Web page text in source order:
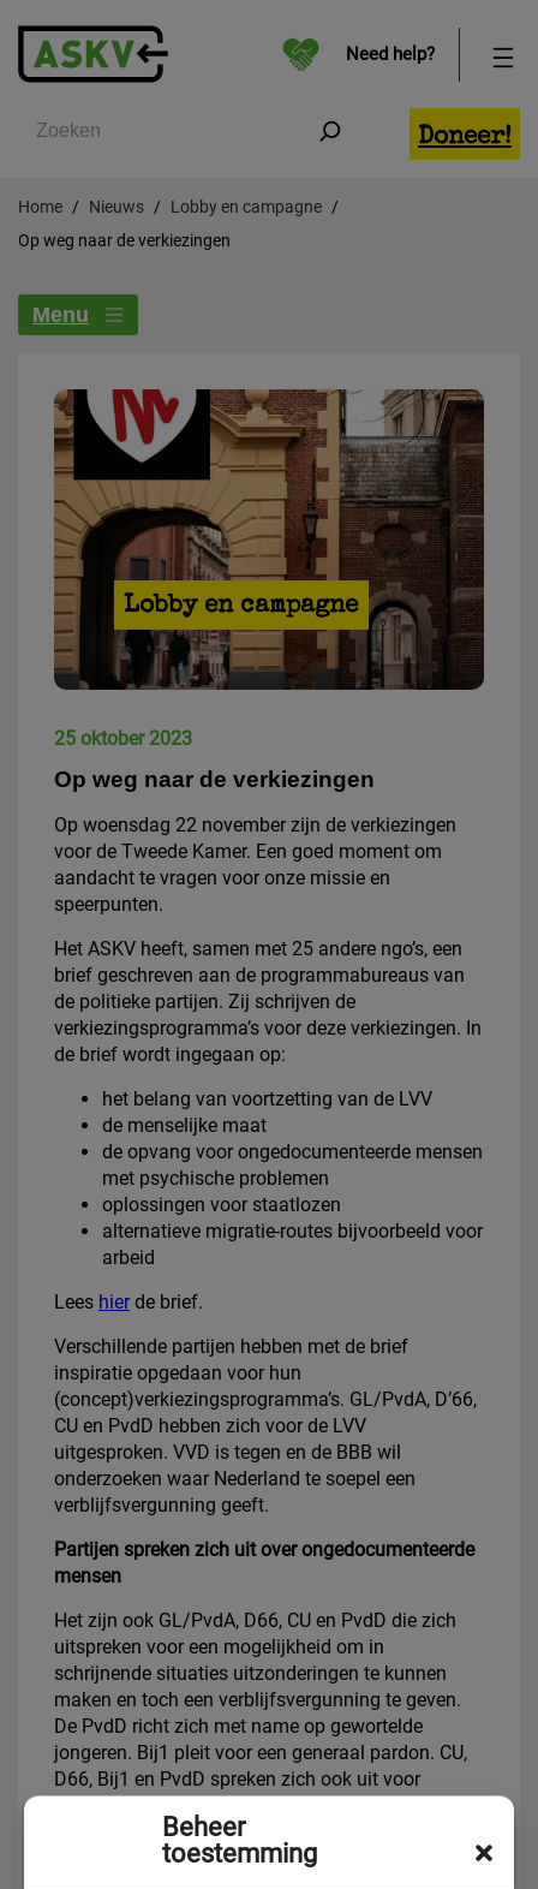
Beheer
toestemming
Zoeken
Doneer!
Need help?
Home Nieuws Lobby en campagne
Op weg naar de verkiezingen
Menu
Lobby en campagne
25 oktober 2023
Op weg naar de verkiezingen
Op woensdag 22 november zijn de verkiezingen
voor de Tweede Kamer. Een goed moment om
aandacht te vragen voor onze missie en
speerpunten.
Het ASKV heeft, samen met 25 andere ngo’s, een
brief geschreven aan de programmabureaus van
de politieke partijen. Zij schrijven de
verkiezingsprogramma’s voor deze verkiezingen. In
de brief wordt ingegaan op:
het belang van voortzetting van de LVV
de menselijke maat
de opvang voor ongedocumenteerde mensen
met psychische problemen
oplossingen voor staatlozen
alternatieve migratie-routes bijvoorbeeld voor
arbeid
Lees hier de brief.
Verschillende partijen hebben met de brief
inspiratie opgedaan voor hun
(concept)verkiezingsprogramma’s. GL/PvdA, D’66,
CU en PvdD hebben zich voor de LVV
uitgesproken. VVD is tegen en de BBB wil
onderzoeken waar Nederland te soepel een
verblijfsvergunning geeft.
Partijen spreken zich uit over ongedocumenteerde
mensen
Het zijn ook GL/PvdA, D66, CU en PvdD die zich
uitspreken voor een mogelijkheid om in
schrijnende situaties uitzonderingen te kunnen
maken en toch een verblijfsvergunning te geven.
De PvdD richt zich met name op gewortelde
jongeren. Bij1 pleit voor een generaal pardon. CU,
D66, Bij1 en PvdD spreken zich ook uit voor
Meer informatie over de standpunten van de